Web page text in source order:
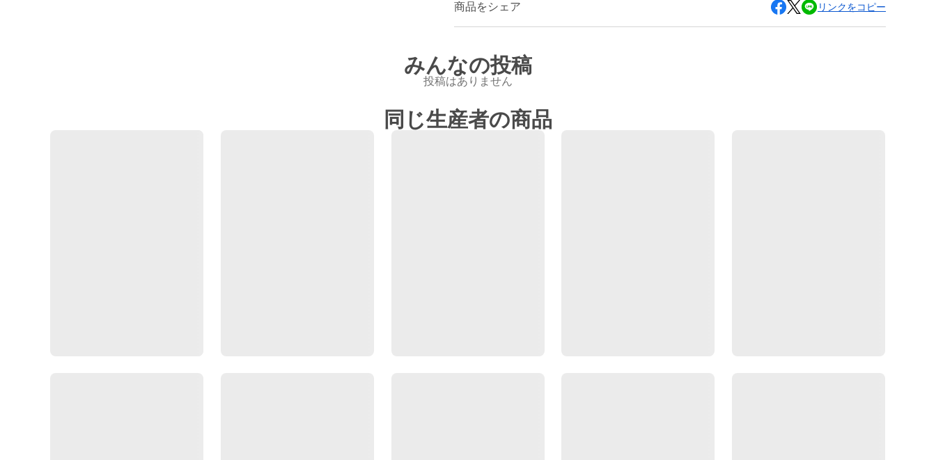
商品をシェア リンクをコピー
みんなの投稿
投稿はありません
同じ生産者の商品